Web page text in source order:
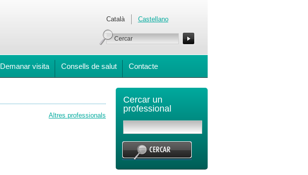
Català Castellano
Demanar visita Consells de salut Contacte
Altres professionals
Cercar un
professional